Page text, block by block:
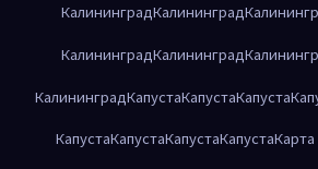
КалининградКалининград
КалининградКалининград
КалининградКапустаКапустаКапуста
КапустаКапустаКапустаКапустаКарта